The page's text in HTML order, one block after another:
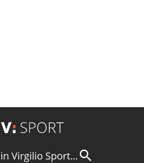
Virgilio Sport...